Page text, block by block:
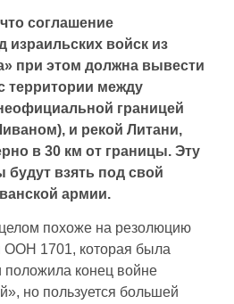
соглашение
израильских войск из
при этом должна вывести
территории между
границей
и рекой Литани,
в 30 км от границы. Эту
взять под свой
армии.
похоже на резолюцию
ООН 1701, которая была
положила конец войне
но пользуется большей